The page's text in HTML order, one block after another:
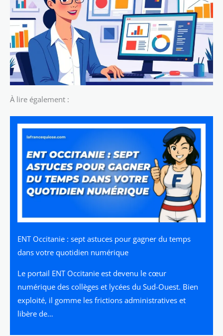
À lire également :
ENT Occitanie : sept astuces pour gagner du temps
dans votre quotidien numérique
Le portail ENT Occitanie est devenu le cœur
numérique des collèges et lycées du Sud-Ouest. Bien
exploité, il gomme les frictions administratives et
libère de…